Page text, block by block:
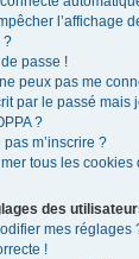
l’affichage
?
passe !
peux pas me
par le passé
?
m’inscrire ?
tous les cookies
des
mes réglages
!